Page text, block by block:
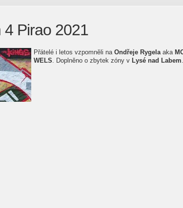
4 Pirao 2021
Přátelé i letos vzpomněli na Ondřeje Rygelaaka
WELS. Doplněno o zbytek zóny v Lysé nad Labem.